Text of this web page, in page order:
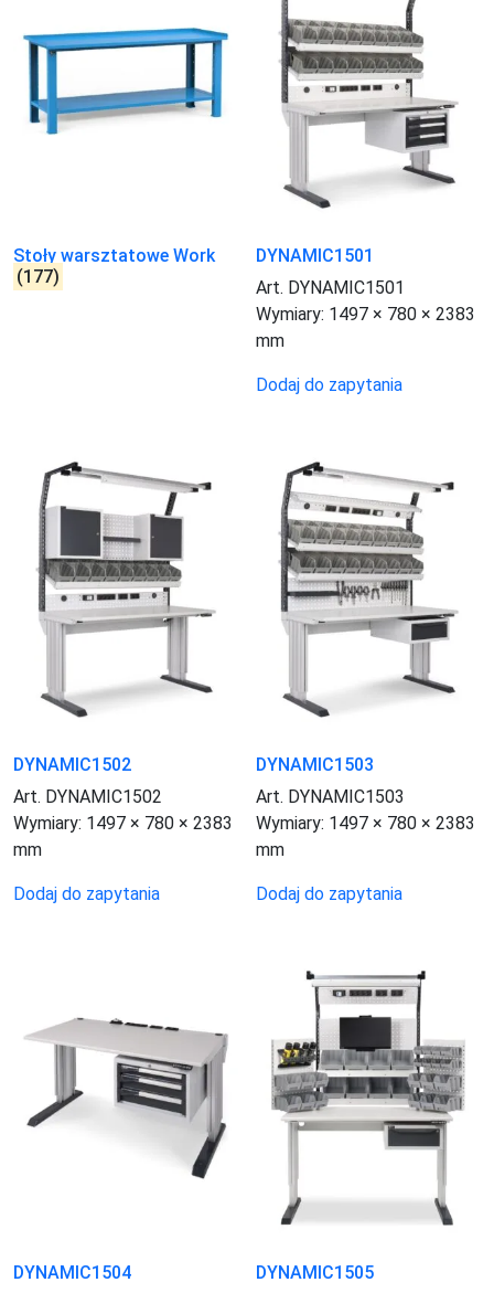
Stoły warsztatowe Work
(177)
DYNAMIC1501
Art. DYNAMIC1501
Wymiary: 1497 × 780 × 2383
mm
Dodaj do zapytania
DYNAMIC1502
Art. DYNAMIC1502
Wymiary: 1497 × 780 × 2383
mm
Dodaj do zapytania
DYNAMIC1503
Art. DYNAMIC1503
Wymiary: 1497 × 780 × 2383
mm
Dodaj do zapytania
DYNAMIC1504
DYNAMIC1505